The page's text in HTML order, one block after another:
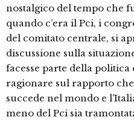
nostalgico del tempo che
quando c’era il Pci, i
del comitato centrale, si
discussione sulla
facesse parte della
ragionare sul rapporto
succede nel mondo e
meno del Pci sia